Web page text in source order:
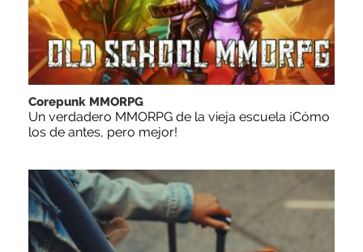
Corepunk MMORPG
Un verdadero MMORPG de la vieja escuela ¡Cómo
los de antes, pero mejor!